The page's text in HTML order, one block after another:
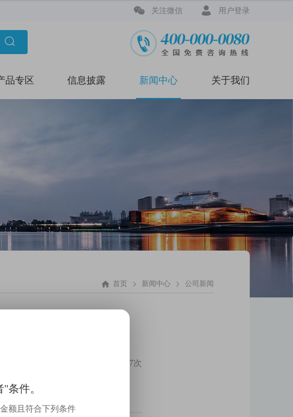
 用户登录
 关注微信

品专区 信息披露 新闻中心 关于我们
 首页  新闻中心  公司新闻
阅读次数：217次
条件。
额且符合下列条件